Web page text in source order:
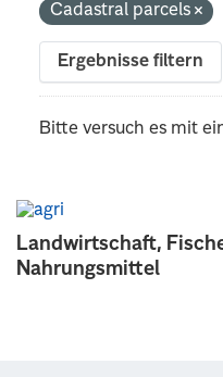
Landwirtschaft,
Nahrungsmittel
Cadastral parcels
Ergebnisse filtern
Bitte versuch es mit